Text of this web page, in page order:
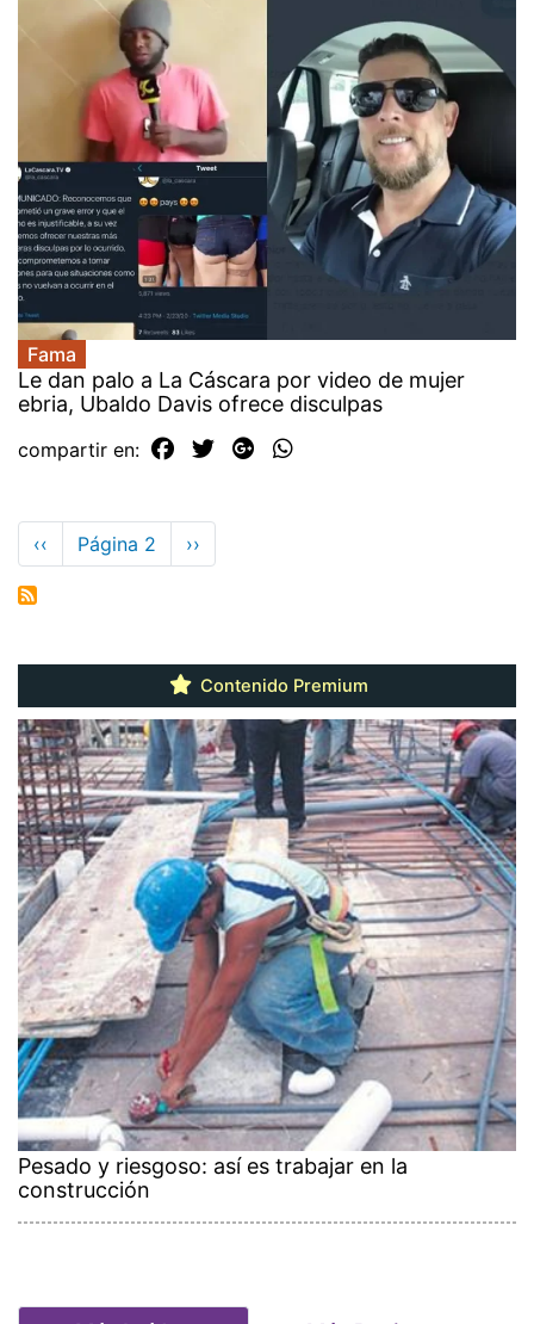
Fama
Le dan palo a La Cáscara por video de mujer
ebria, Ubaldo Davis ofrece disculpas
compartir en:
Paginación
Página
anterior
‹‹ Página 2
Siguiente
página
››
Contenido Premium
Pesado y riesgoso: así es trabajar en la
construcción